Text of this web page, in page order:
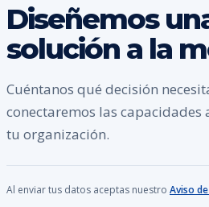
Diseñemos
solución a la
Cuéntanos qué decisión
conectaremos las capacidades
tu organización.
Al enviar tus datos aceptas nuestro Aviso